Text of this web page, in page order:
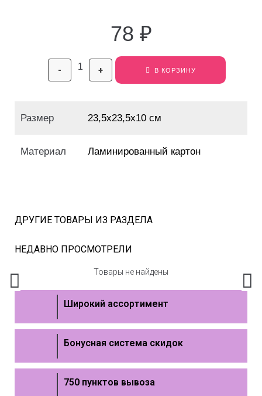
78 ₽
- + В КОРЗИНУ
Размер 23,5х23,5х10 см
Материал Ламинированный картон
ДРУГИЕ ТОВАРЫ ИЗ РАЗДЕЛА
НЕДАВНО ПРОСМОТРЕЛИ
Товары не найдены
Широкий ассортимент
Бонусная система скидок
750 пунктов вывоза